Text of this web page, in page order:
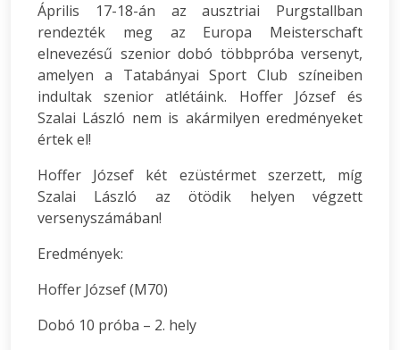
Április 17-18-án az ausztriai Purgstallban
rendezték meg az Europa Meisterschaft
elnevezésű szenior dobó többpróba versenyt,
amelyen a Tatabányai Sport Club színeiben
indultak szenior atlétáink. Hoffer József és
Szalai László nem is akármilyen eredményeket
értek el!
Hoffer József két ezüstérmet szerzett, míg
Szalai László az ötödik helyen végzett
versenyszámában!
Eredmények:
Hoffer József (M70)
Dobó 10 próba – 2. hely